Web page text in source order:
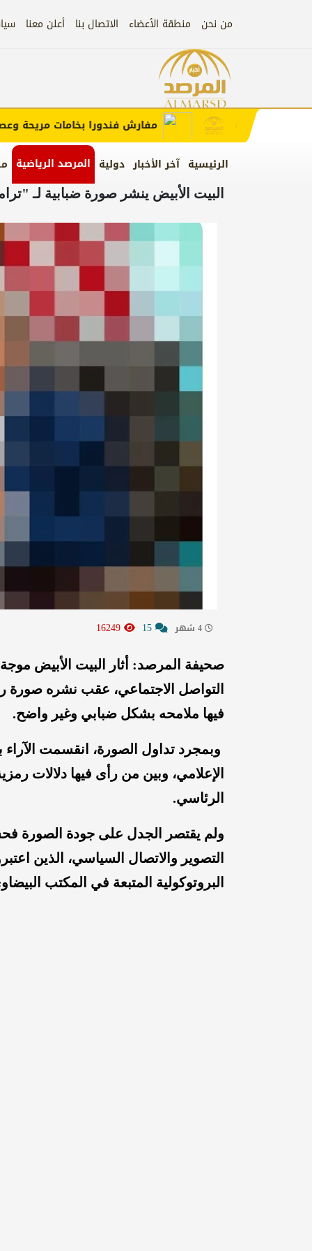
من نحن منطقة الأعضاء الاتصال بنا أعلن معنا
الرئيسية آخر الأخبار دولية المرصد الرياضية
مفارش فندورا بخامات مريحة
البيت الأبيض ينشر صورة ضبابية لـ
صحيفة المرصد: أثار البيت الأبيض
التواصل الاجتماعي، عقب نشره
فيها ملامحه بشكل ضبابي وغير واضح.
وبمجرد تداول الصورة، انقسمت
الإعلامي، وبين من رأى فيها دلالات
الرئاسي.
ولم يقتصر الجدل على جودة الصورة
التصوير والاتصال السياسي، الذين
البروتوكولية المتبعة في المكتب